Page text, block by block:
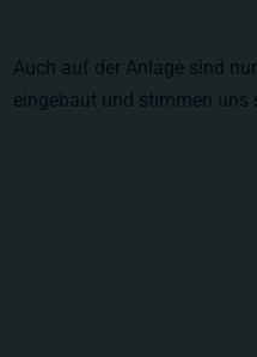
Auch auf der Anlage sind
eingebaut und stimmen uns